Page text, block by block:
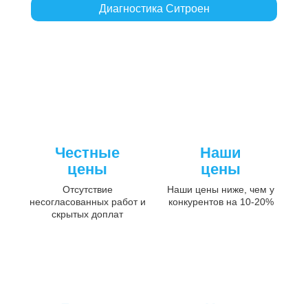
Диагностика Ситроен
Честные
цены
Отсутствие
несогласованных работ и
скрытых доплат
Наши
цены
Наши цены ниже, чем у
конкурентов на 10-20%